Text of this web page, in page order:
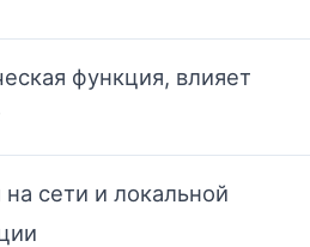
функция, влияет
сети и локальной